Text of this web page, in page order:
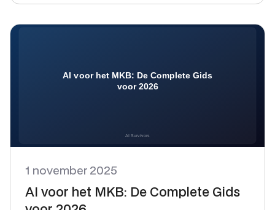
1 november 2025
AI voor het MKB: De Complete Gids